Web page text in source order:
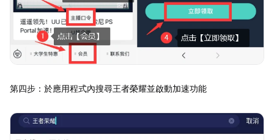
第四步：於應用程式內搜尋王者榮耀並啟動加速功能